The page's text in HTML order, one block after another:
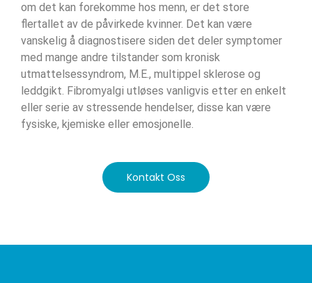
om det kan forekomme hos menn, er det store
flertallet av de påvirkede kvinner. Det kan være
vanskelig å diagnostisere siden det deler symptomer
med mange andre tilstander som kronisk
utmattelsessyndrom, M.E., multippel sklerose og
leddgikt. Fibromyalgi utløses vanligvis etter en enkelt
eller serie av stressende hendelser, disse kan være
fysiske, kjemiske eller emosjonelle.
Kontakt Oss